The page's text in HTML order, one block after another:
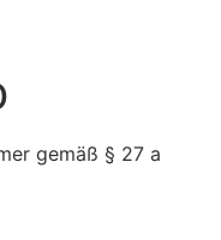
gemäß § 27 a